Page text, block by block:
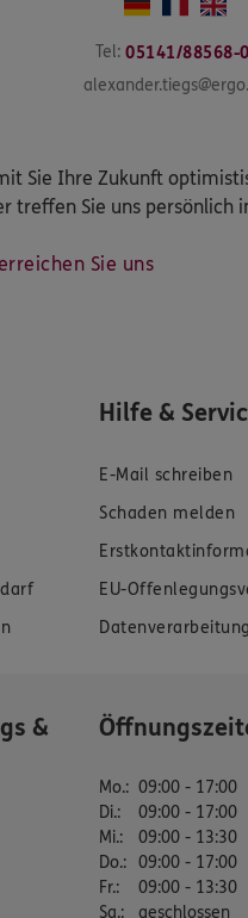
Tel: 05141/88568-0
Sie Ihre Zukunft
treffen Sie uns persönlich
Sie uns
Hilfe &
E-Mail schreiben
Schaden melden
EU-
Datenverarbeitung
&
Mo.: 09:00 - 17:00
Di.:
09:00 - 17:00
Mi.:
09:00 - 13:30
Do.: 09:00 - 17:00
Fr.:
09:00 - 13:30
Sa.: geschlossen